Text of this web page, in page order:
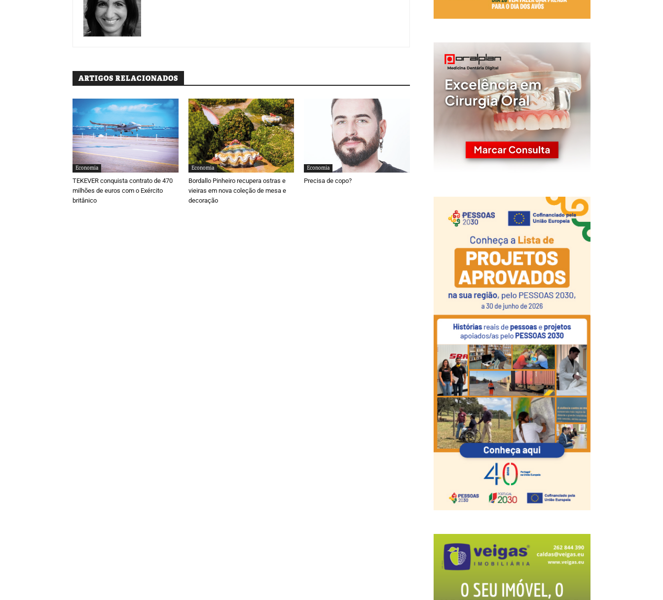
ARTIGOS RELACIONADOS
Economia
TEKEVER conquista contrato de 470
milhões de euros com o Exército
britânico
Economia
Bordallo Pinheiro recupera ostras e
vieiras em nova coleção de mesa e
decoração
Economia
Precisa de copo?